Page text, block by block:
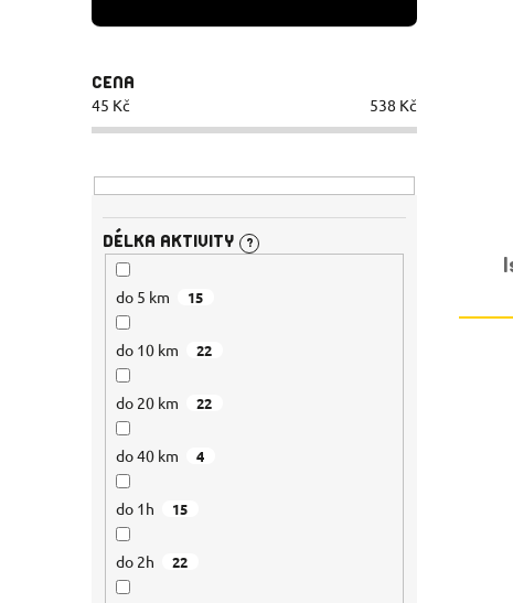
CENA
45 Kč 538 Kč
DÉLKA AKTIVITY ?
do 5 km 15
do 10 km 22
do 20 km 22
do 40 km 4
do 1h 15
do 2h 22